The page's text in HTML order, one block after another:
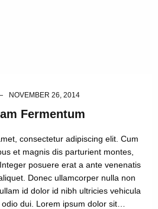
NOVEMBER 26, 2014
Fermentum
consectetur adipiscing elit. Cum
et magnis dis parturient montes,
posuere erat a ante venenatis
Donec ullamcorper nulla non
id dolor id nibh ultricies vehicula
dui. Lorem ipsum dolor sit…